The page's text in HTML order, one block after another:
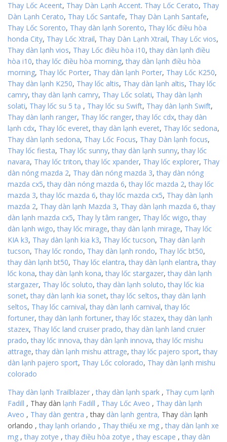
Thay Lốc Aceent, Thay Dàn Lạnh Accent. Thay Lốc Cerato, Thay
Dàn Lạnh Cerato, Thay Lốc Santafe, Thay Dàn Lạnh Santafe,
Thay Lốc Sorento, Thay dàn lạnh Sorento, Thay lốc điều hòa
honda City, Thay Lốc Xtrail, Thay Dàn Lạnh Xtrail, Thay Lốc vios,
Thay dàn lạnh vios, Thay Lốc điều hòa i10, thay dàn lạnh điều
hòa i10, thay lốc điều hòa morning, thay dàn lạnh điều hòa
morning, Thay lốc Porter, Thay dàn lạnh Porter, Thay Lốc K250,
Thay dàn lạnh K250, Thay lốc altis, Thay dàn lạnh altis, Thay lốc
camry, thay dàn lạnh camry, Thay Lốc solati, Thay dàn lạnh
solati, Thay lốc su 5 tạ , Thay lốc su Swift, Thay dàn lạnh Swift,
Thay dàn lạnh ranger, Thay lốc ranger, thay lốc cdx, thay dàn
lạnh cdx, Thay lốc everet, thay dàn lạnh everet, Thay lốc sedona,
Thay dàn lạnh sedona, Thay Lốc Focus, Thay Dàn lạnh focus,
Thay lốc fiesta, Thay lốc sunny, thay dàn lạnh sunny, thay lốc
navara, Thay lốc triton, thay lốc xpander, Thay lốc explorer, Thay
dàn nóng mazda 2, Thay dàn nóng mazda 3, thay dàn nóng
mazda cx5, thay dàn nóng mazda 6, thay lốc mazda 2, thay lốc
mazda 3, thay lốc mazda 6, thay lốc mazda cx5, Thay dàn lạnh
mazda 2, Thay dàn lạnh Mazda 3, Thay dàn lạnh mazda 6, thay
dàn lạnh mazda cx5, Thay ly tâm ranger, Thay lốc wigo, thay
dàn lạnh wigo, thay lốc mirage, thay dàn lạnh mirage, Thay lốc
KIA k3, Thay dàn lạnh kia k3, Thay lốc tucson, Thay dàn lạnh
tucson, Thay lốc rondo, Thay dàn lạnh rondo, Thay lốc bt50,
thay dàn lạnh bt50, Thay lốc elantra, thay dàn lạnh elantra, thay
lốc kona, thay dàn lạnh kona, thay lốc stargazer, thay dàn lạnh
stargazer, Thay lốc soluto, thay dàn lạnh soluto, thay lốc kia
sonet, thay dàn lạnh kia sonet, thay lốc seltos, thay dàn lạnh
seltos, Thay lốc carnival, thay dàn lạnh carnival, thay lốc
fortuner, thay dàn lạnh fortuner, thay lốc stazex, thay dàn lạnh
stazex, Thay lốc land cruiser prado, thay dàn lạnh land cruier
prado, thay lốc innova, thay dàn lạnh innova, thay lốc mishu
attrage, thay dàn lạnh mishu attrage, thay lốc pajero sport, thay
dàn lạnh pajero sport, Thay Lốc colorado, Thay dàn lạnh mishu
colorado
Thay dàn lạnh Trailblazer , thay dàn lạnh spark , Thay cụm lạnh
Fadill , Thay dàn lạnh Fadill , Thay Lốc Aveo , Thay dàn lạnh
Aveo , Thay dàn gentra ,thay dàn lạnh gentra, Thay dàn lạnh
orlando , thay lạnh orlando , Thay thiếu xe mg , thay dàn lạnh xe
mg , thay zotye , thay điều hòa zotye , thay escape , thay dàn